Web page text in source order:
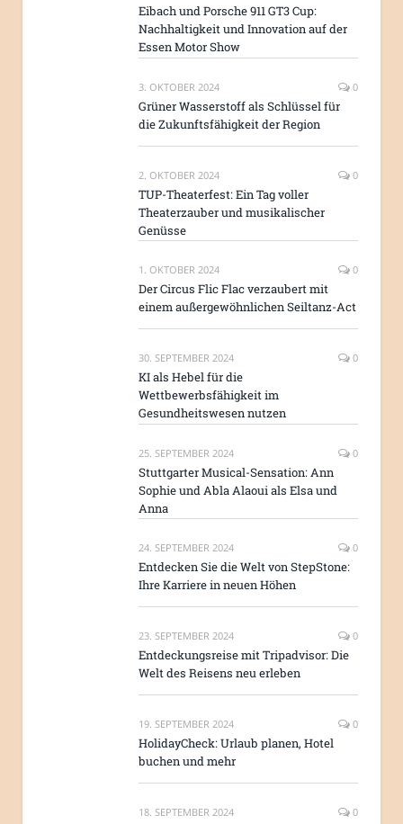
Eibach und Porsche 911 GT3 Cup:
Nachhaltigkeit und Innovation auf der
Essen Motor Show
3. OKTOBER 2024 0
Grüner Wasserstoff als Schlüssel für
die Zukunftsfähigkeit der Region
2. OKTOBER 2024 0
TUP-Theaterfest: Ein Tag voller
Theaterzauber und musikalischer
Genüsse
1. OKTOBER 2024 0
Der Circus Flic Flac verzaubert mit
einem außergewöhnlichen Seiltanz-Act
30. SEPTEMBER 2024 0
KI als Hebel für die
Wettbewerbsfähigkeit im
Gesundheitswesen nutzen
25. SEPTEMBER 2024 0
Stuttgarter Musical-Sensation: Ann
Sophie und Abla Alaoui als Elsa und
Anna
24. SEPTEMBER 2024 0
Entdecken Sie die Welt von StepStone:
Ihre Karriere in neuen Höhen
23. SEPTEMBER 2024 0
Entdeckungsreise mit Tripadvisor: Die
Welt des Reisens neu erleben
19. SEPTEMBER 2024 0
HolidayCheck: Urlaub planen, Hotel
buchen und mehr
18. SEPTEMBER 2024 0